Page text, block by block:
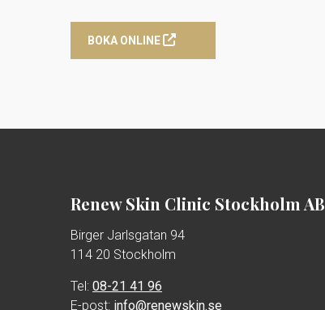
BOKA ONLINE
Renew Skin Clinic Stockholm AB
Birger Jarlsgatan 94
114 20 Stockholm
Tel: 08-21 41 96
E-post: info@renewskin.se